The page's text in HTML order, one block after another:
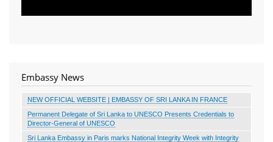
Embassy News
NEW OFFICIAL WEBSITE | EMBASSY OF SRI LANKA IN FRANCE
Permanent Delegate of Sri Lanka to UNESCO Presents Credentials to
Director-General of UNESCO
Sri Lanka Embassy in Paris marks National Integrity Week with Integrity